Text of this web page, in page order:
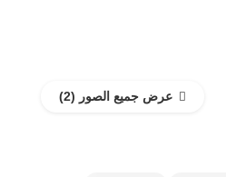
عرض جميع الصور